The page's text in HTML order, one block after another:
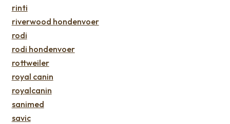
rinti
riverwood hondenvoer
rodi
rodi hondenvoer
rottweiler
royal canin
royalcanin
sanimed
savic